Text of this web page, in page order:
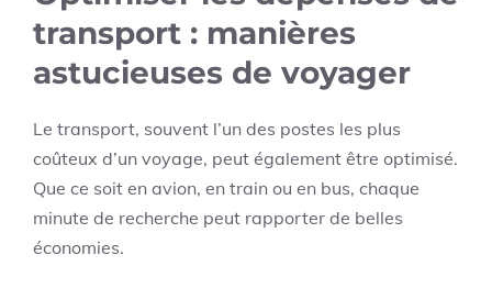
transport : manières
astucieuses de voyager
Le transport, souvent l’un des postes les plus
coûteux d’un voyage, peut également être optimisé.
Que ce soit en avion, en train ou en bus, chaque
minute de recherche peut rapporter de belles
économies.